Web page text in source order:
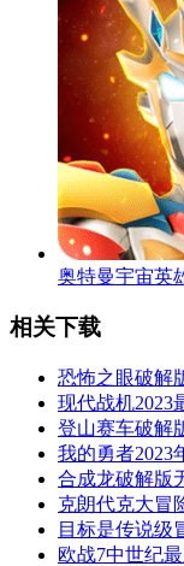
奥特曼宇宙英
相关下载
恐怖之眼破解
现代战机2023
登山赛车破解
我的勇者2023
合成龙破解版
克朗代克大冒
目标是传说级
欧战7中世纪